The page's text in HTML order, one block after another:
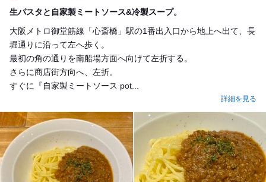
生パスタと自家製ミートソース&冷製スープ。
大阪メトロ御堂筋線「心斎橋」駅の1番出入口から地上へ出て、長
堀通りに沿って左へ歩く。
最初の角の通りを南船場方面へ向けて左折する。
さらに商店街方向へ、左折。
すぐに『自家製ミートソース pot...
詳細を見る